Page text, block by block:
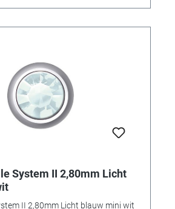
System II 2,80mm Licht
II 2,80mm Licht blauw mini wit